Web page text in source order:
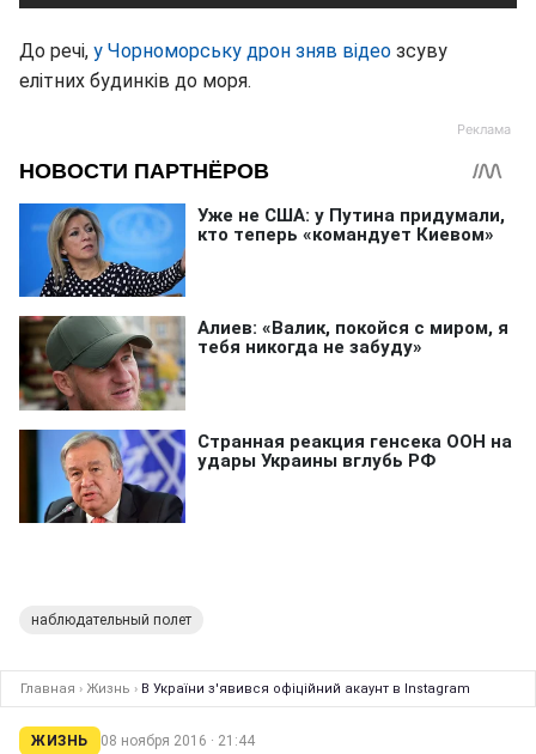
До речі, у Чорноморську дрон зняв відео зсуву
елітних будинків до моря.
наблюдательный полет
Главная › Жизнь › В України з'явився офіційний акаунт в Іnstagram
ЖИЗНЬ 08 ноября 2016 · 21:44